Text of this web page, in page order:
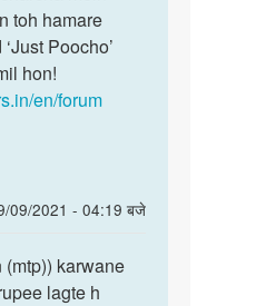
toh hamare
Poocho’
hon!
en/forum
09/2021 - 04:19 बजे
karwane
lagte h